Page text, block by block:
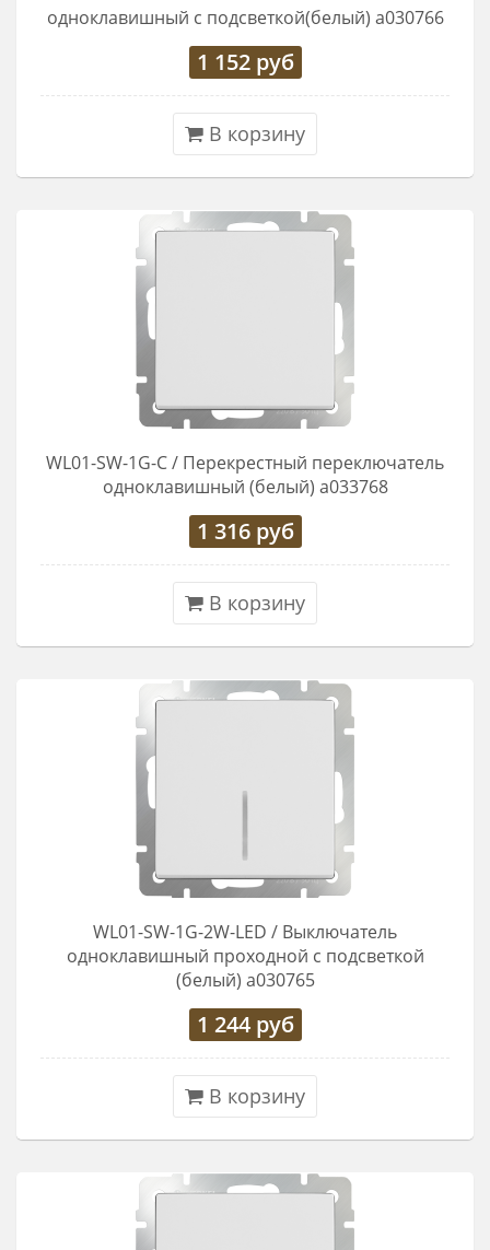
одноклавишный с подсветкой(белый) a030766
1 152руб
В корзину
WL01-SW-1G-C / Перекрестный переключатель
одноклавишный (белый) a033768
1 316руб
В корзину
WL01-SW-1G-2W-LED / Выключатель
одноклавишный проходной с подсветкой
(белый) a030765
1 244руб
В корзину